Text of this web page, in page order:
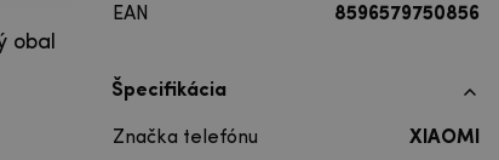
obal
EAN
8596579750856
Špecifikácia
Značka telefónu
XIAOMI